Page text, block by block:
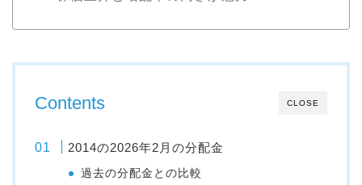
CLOSE
Contents
2014の2026年2月の分配金
過去の分配金との比較